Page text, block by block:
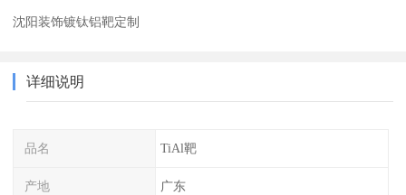
沈阳装饰镀钛铝靶定制
详细说明
品名 TiAl靶
产地 广东